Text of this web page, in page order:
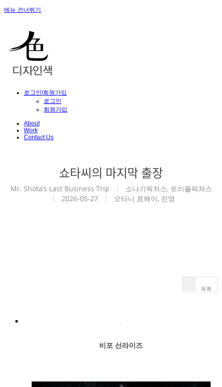
메뉴 건너뛰기
로그인/회원가입
로그인
회원가입
About
Work
Contact Us
쇼타씨의 마지막 출장
Mr. Shota’s Last Business Trip |
소나기픽처스, 트리플픽쳐스
|
2026-05-27 | 오타니 료헤이, 진영
목록
비포 선라이즈